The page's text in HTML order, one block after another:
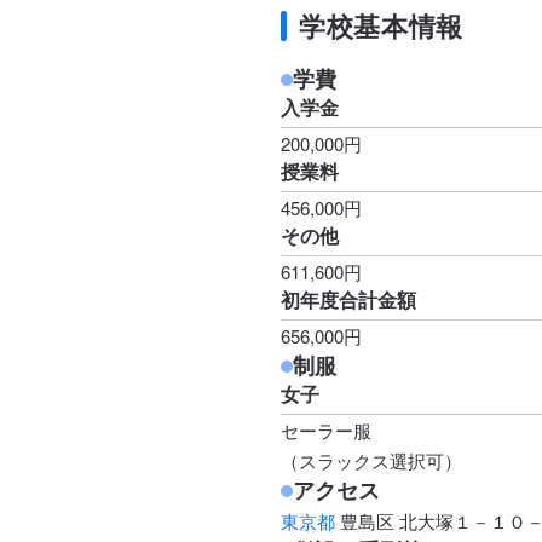
学校基本情報
学費
入学金
200,000円
授業料
456,000円
その他
611,600円
初年度合計金額
656,000円
制服
女子
セーラー服
（スラックス選択可）
アクセス
東京都 豊島区 北大塚１－１０